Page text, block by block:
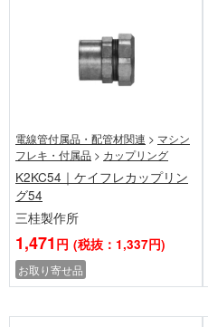
電線管付属品・配管材関連 > マシン
フレキ・付属品 > カップリング
K2KC54｜ケイフレカップリン
グ54
三桂製作所
1,471 円 (税抜：1,337円)
お取り寄せ品